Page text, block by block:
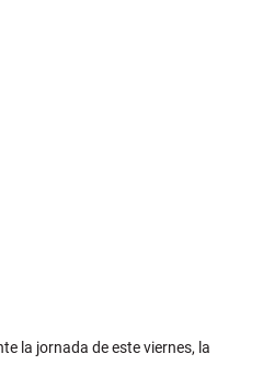
la jornada de este viernes, la